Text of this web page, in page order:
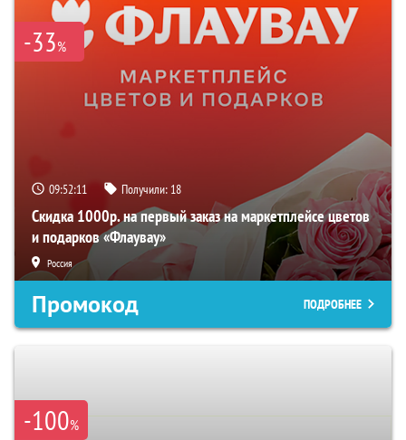
-33%
09:52:10 Получили: 18
Скидка 1000р. на первый заказ на маркетплейсе цветов
и подарков «Флаувау»
Россия
Промокод ПОДРОБНЕЕ
-100%